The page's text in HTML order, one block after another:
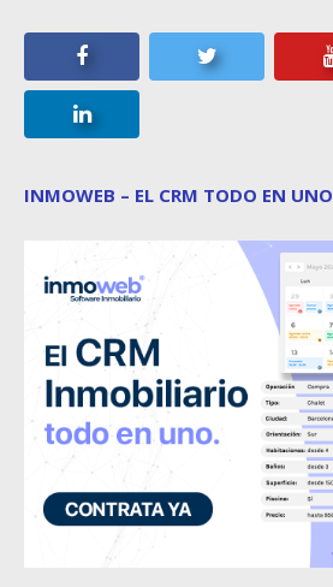
INMOWEB – EL CRM TODO EN UNO